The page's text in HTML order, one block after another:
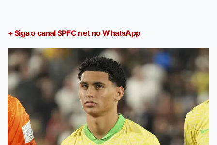
+ Siga o canal SPFC.net no WhatsApp